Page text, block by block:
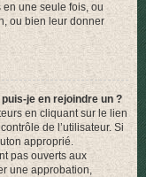
une seule fois, ou
ou bien leur donner
je en rejoindre un ?
en cliquant sur le lien
de l’utilisateur. Si
approprié.
pas ouverts aux
une approbation,